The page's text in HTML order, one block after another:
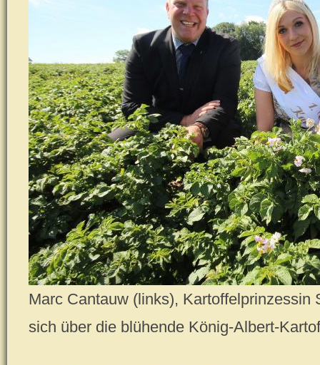
Marc Cantauw (links), Kartoffelprinzessin
sich über die blühende König-Albert-